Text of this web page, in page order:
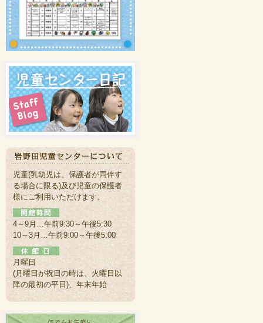
児童(乳幼児は、保護者が同伴す
る場合に限る)及び児童の保護者
様にご利用いただけます。
4～9月…午前9:30～午後5:30
10～3月…午前9:00～午後5:00
月曜日
(月曜日が祝日の時は、火曜日以
降の最初の平日)、年末年始